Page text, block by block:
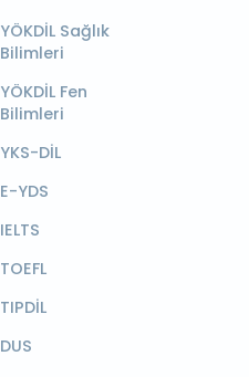
YÖKDİL Sağlık
Bilimleri
YÖKDİL Fen
Bilimleri
YKS-DİL
E-YDS
IELTS
TOEFL
TIPDİL
DUS